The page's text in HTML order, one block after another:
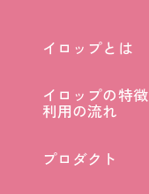
イロップとは
イロップの特徴
イロップの特徴
利用の流れ
利用の流れ
プロダクト
プロダクト